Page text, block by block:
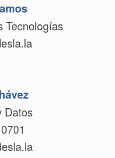
Tecnologías
Datos